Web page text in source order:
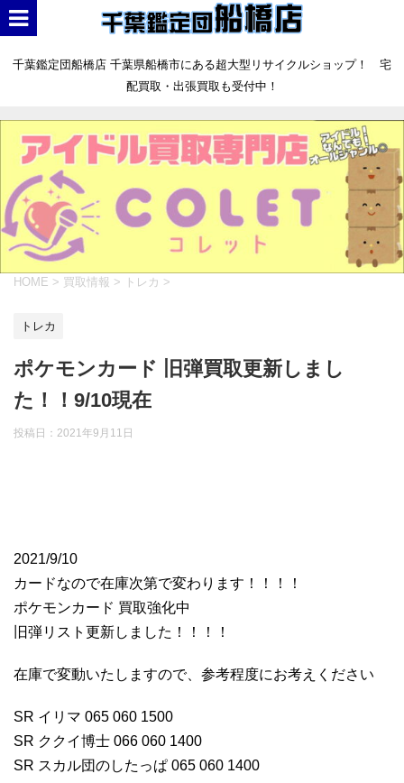
千葉鑑定団船橋店 千葉県船橋市にある超大型リサイクルショップ！ 宅
配買取・出張買取も受付中！
HOME > 買取情報 > トレカ >
トレカ
ポケモンカード 旧弾買取更新しまし
た！！9/10現在
投稿日： 2021年9月11日
2021/9/10
カードなので在庫次第で変わります！！！！
ポケモンカード 買取強化中
旧弾リスト更新しました！！！！
在庫で変動いたしますので、参考程度にお考えください
SR イリマ 065 060 1500
SR ククイ博士 066 060 1400
SR スカル団のしたっぱ 065 060 1400